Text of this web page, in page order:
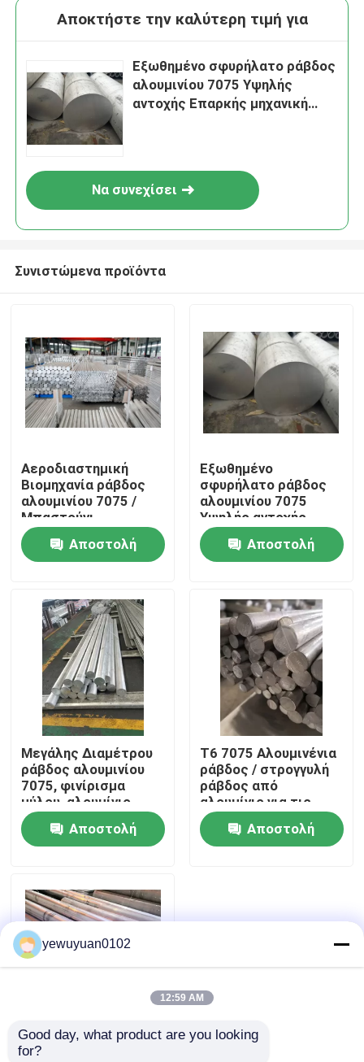
Προϊόντα
Βίντεο
Εμφάνιση VR
Περίπου εμείς
Γύρος εργοστασίων
Ποιοτικός έλεγχος
Μας ελάτε σε επαφή με
Περιπτώσεις
Αποκτήστε την καλύτερη τιμή για
Εξωθημένο σφυρήλατο ράβδος
αλουμινίου 7075 Υψηλής
αντοχής Επαρκής μηχανική
Να συνεχίσει
Συνιστώμενα προϊόντα
Αεροδιαστημική
Βιομηχανία ράβδος
αλουμινίου 7075 /
Μπαστούνι
αλουμινίου 7075
Καλός έλεγχος
διάβρωσης λόγω
Αποστολή
Εξωθημένο
σφυρήλατο ράβδος
αλουμινίου 7075
Υψηλής αντοχής
Επαρκής μηχανική
κατεργασίαΑποστολή
Μεγάλης Διαμέτρου
ράβδος αλουμινίου
7075, φινίρισμα
μύλου, αλουμίνιο
7075 T651, Πρότυπο
Astm
Αποστολή
Τ6 7075 Αλουμινένια
ράβδος / στρογγυλή
ράβδος από
αλουμίνιο για τις
βιομηχανίες
πυρομαχικών
Αποστολή
Τ6 7075 Αλουμινένια
ράβδος / στρογγυλή
yewuyuan0102
12:59 AM
Good day, what product are you looking
for?